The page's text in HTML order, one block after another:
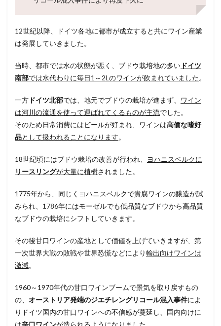
12世紀以降、ドイツ各地に都市が成立すると共にワイン産業
は発展していきました。
当時、都市では水の状態が悪く、ブドウ栽培地の多い ドイツ
南部では水代わりに毎日1～2Lのワインが飲まれていました。
一方 ドイツ北部では、地元でブドウの栽培が進まず、 ワイン
は河川の流通を使って運ばれてくるものが主流でした。
そのため日常消費にはビールが好まれ、 ワインは高価な嗜好
品として扱われることになります。
18世紀頃にはブドウ栽培の改善が行われ、
ヨハニスベルクに
リースリングが大量に植樹されました。
1775年から、同じくヨハニスベルクで貴腐ワインの醸造が試
みられ、1786年にはモーゼルでも低品質なブドウから高品質
なブドウの栽培にシフトしていきます。
その後甘口ワインの産地として価値を上げていきますが、第
一次世界大戦の敗戦や世界恐慌などにより輸出向けワインは
激減。
1960～1970年代の甘口ワインブームで景気を取り戻すもの
の、 オーストリア発端のジエチレングリコール混入事件によ
りドイツ国内の甘口ワインへの不信感が蔓延し、国内向けに
は辛口ワインが造られるようになりました。